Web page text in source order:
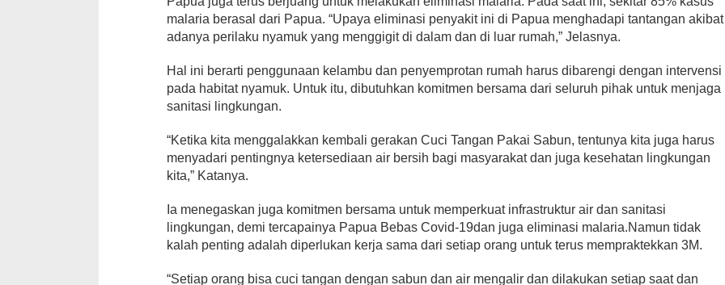
malaria berasal dari Papua. “Upaya eliminasi penyakit ini di Papua menghadapi tantangan akibat
adanya perilaku nyamuk yang menggigit di dalam dan di luar rumah,” Jelasnya.
Hal ini berarti penggunaan kelambu dan penyemprotan rumah harus dibarengi dengan intervensi
pada habitat nyamuk. Untuk itu, dibutuhkan komitmen bersama dari seluruh pihak untuk menjaga
sanitasi lingkungan.
“Ketika kita menggalakkan kembali gerakan Cuci Tangan Pakai Sabun, tentunya kita juga harus
menyadari pentingnya ketersediaan air bersih bagi masyarakat dan juga kesehatan lingkungan
kita,” Katanya.
Ia menegaskan juga komitmen bersama untuk memperkuat infrastruktur air dan sanitasi
lingkungan, demi tercapainya Papua Bebas Covid-19dan juga eliminasi malaria.Namun tidak
kalah penting adalah diperlukan kerja sama dari setiap orang untuk terus mempraktekkan 3M.
“Setiap orang bisa cuci tangan dengan sabun dan air mengalir dan dilakukan setiap saat dan